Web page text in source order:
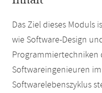
Das Ziel dieses Moduls
wie Software-Design
Programmiertechniken
Softwareingenieuren
Softwarelebenszyklus